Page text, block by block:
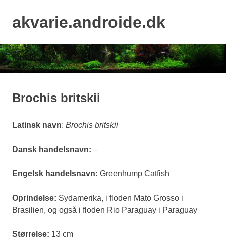
contentakvarie.androide.dk
Brochis britskii
Latinsk navn: Brochis britskii
Dansk handelsnavn: –
Engelsk handelsnavn: Greenhump Catfish
Oprindelse: Sydamerika, i floden Mato Grosso i
Brasilien, og også i floden Rio Paraguay i Paraguay
Størrelse: 13 cm